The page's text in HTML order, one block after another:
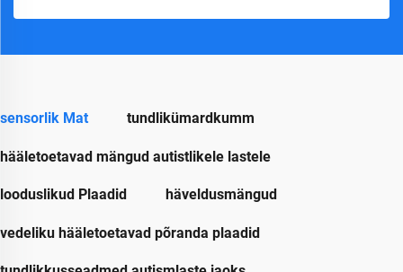
sensorlik Mat tundlikümardkumm
hääletoetavad mängud autistlikele lastele
looduslikud Plaadid häveldusmängud
vedeliku hääletoetavad põranda plaadid